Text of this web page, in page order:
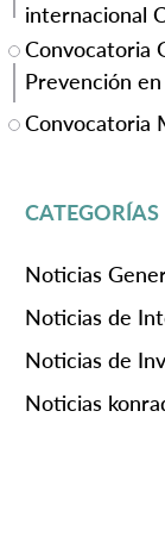
internacional
Convocatoria
Prevención
Convocatoria
CATEGORÍAS
Noticias
Noticias de
Noticias de
Noticias